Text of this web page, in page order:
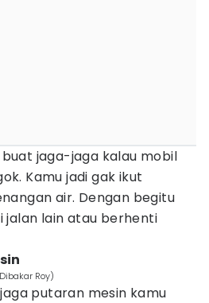
jaga-jaga kalau mobil
Kamu jadi gak ikut
air. Dengan begitu
jalan lain atau berhenti
Roy)
putaran mesin kamu